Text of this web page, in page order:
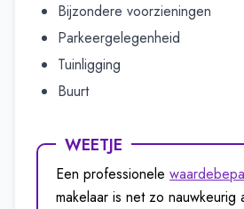
Bijzondere voorzieningen
Parkeergelegenheid
Tuinligging
Buurt
WEETJE
Een professionele
makelaar is net zo nauwkeurig